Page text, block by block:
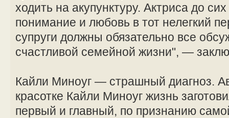
ходить на акупунктуру. Актриса до
понимание и любовь в тот нелегкий
супруги должны обязательно все
счастливой семейной жизни", —
Кайли Миноуг — страшный диагноз.
красотке Кайли Миноуг жизнь
первый и главный, по признанию